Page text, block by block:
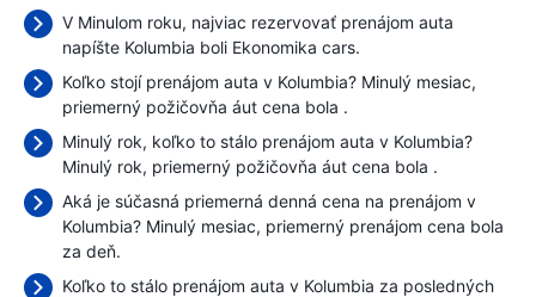
V Minulom roku, najviac rezervovať prenájom auta
napíšte Kolumbia boli Ekonomika cars.
Koľko stojí prenájom auta v Kolumbia? Minulý mesiac,
priemerný požičovňa áut cena bola .
Minulý rok, koľko to stálo prenájom auta v Kolumbia?
Minulý rok, priemerný požičovňa áut cena bola .
Aká je súčasná priemerná denná cena na prenájom v
Kolumbia? Minulý mesiac, priemerný prenájom cena bola
za deň.
Koľko to stálo prenájom auta v Kolumbia za posledných